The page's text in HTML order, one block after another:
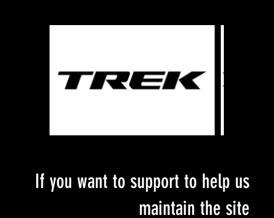
If you want to support to help us
maintain the site